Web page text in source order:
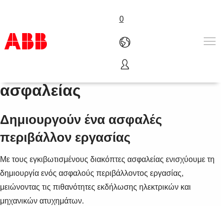
0
Προϊόντα & Λύσεις
Βιομηχανίες
Γνωρίστε μας
Where to buy
Επικοινωνία
Εγκιβωτισμένοι διακόπτες
ασφαλείας
Δημιουργούν ένα ασφαλές
περιβάλλον εργασίας
Με τους εγκιβωτισμένους διακόπτες ασφαλείας ενισχύουμε τη
δημιουργία ενός ασφαλούς περιβάλλοντος εργασίας,
μειώνοντας τις πιθανότητες εκδήλωσης ηλεκτρικών και
μηχανικών ατυχημάτων.